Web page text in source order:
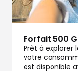
vousForfait 500
Prêt à explorer
votre
est disponible